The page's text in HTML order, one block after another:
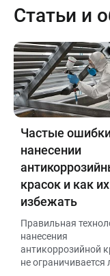
Статьи и
Частые
нанесении
красок и как их
избежать
Правильная
нанесения
антикоррозийной
не ограничивается